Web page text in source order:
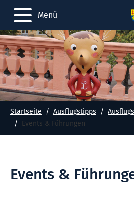
Menü
Startseite Ausflugstipps
Events & Führungen
Events &